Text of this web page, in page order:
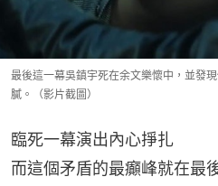
最後這一幕吳鎮宇死在余文樂懷中，並發
膩。（影片截圖）
臨死一幕演出內心掙扎
而這個矛盾的最癲峰就在最